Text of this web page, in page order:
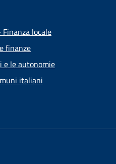
locale
finanze
e le autonomie
italiani